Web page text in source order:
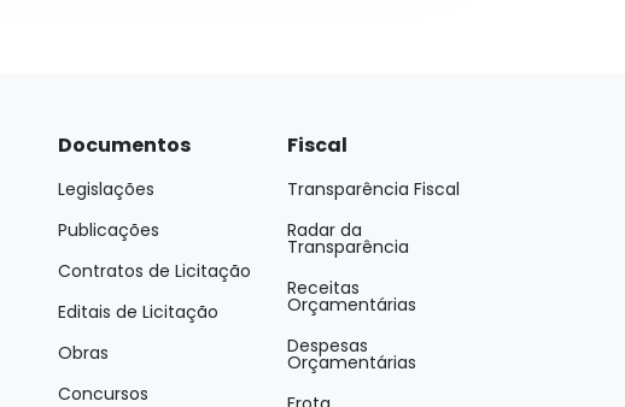
Documentos
Legislações
Publicações
Contratos de Licitação
Editais de Licitação
Obras
Concursos
Fiscal
Transparência Fiscal
Radar da
Transparência
Receitas
Orçamentárias
Despesas
Orçamentárias